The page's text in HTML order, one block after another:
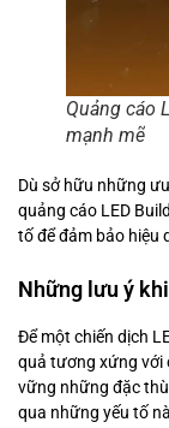
Quảng cáo
mạnh mẽ
Dù sở hữu những
quảng cáo LED
tố để đảm bảo hiệu
Những lưu ý
Để một chiến dịch
quả tương xứng với
vững những đặc
qua những yếu tố